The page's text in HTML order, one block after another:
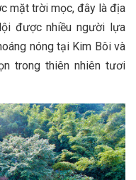
mặt trời mọc, đây là địa
được nhiều người lựa
nóng tại Kim Bôi và
trong thiên nhiên tươi